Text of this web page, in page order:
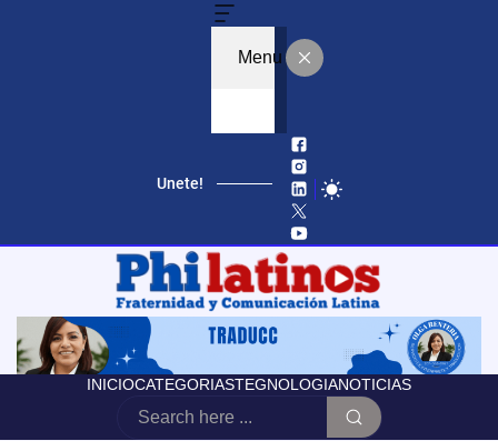
Menu
Unete!
INICIOCATEGORIASTEGNOLOGIANOTICIAS
Educación, Autonomía Y Poder Cívico: El Modelo De CCATE Que